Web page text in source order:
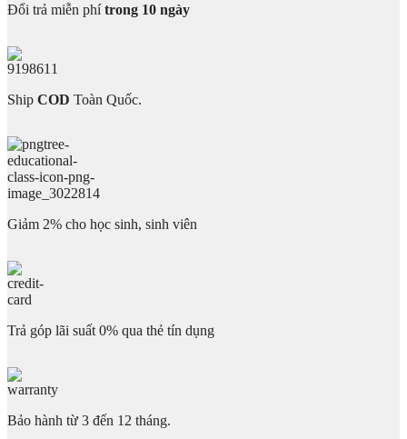
Đổi trả miễn phítrong 10 ngày
Ship COD Toàn Quốc.
Giảm 2% cho học sinh, sinh viên
Trả góp lãi suất 0% qua thẻ tín dụng
Bảo hành từ 3 đến 12 tháng.